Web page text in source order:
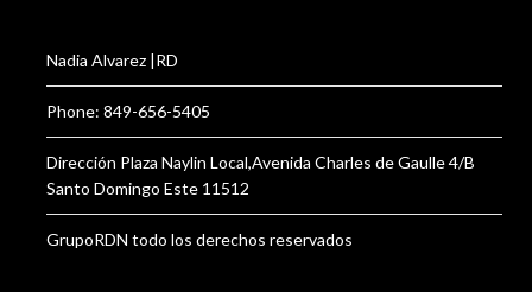
Nadia Alvarez |RD
Phone: 849-656-5405
Dirección Plaza Naylin Local,Avenida Charles de Gaulle 4/B
Santo Domingo Este 11512
GrupoRDN todo los derechos reservados